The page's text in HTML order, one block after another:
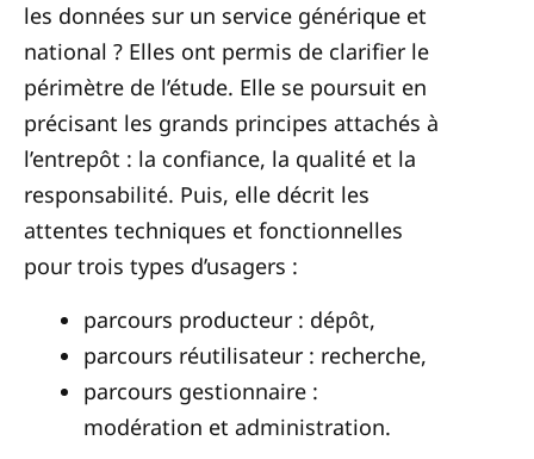
les données sur un service générique et
national ? Elles ont permis de clarifier le
périmètre de l’étude. Elle se poursuit en
précisant les grands principes attachés à
l’entrepôt : la confiance, la qualité et la
responsabilité. Puis, elle décrit les
attentes techniques et fonctionnelles
pour trois types d’usagers :
parcours producteur : dépôt,
parcours réutilisateur : recherche,
parcours gestionnaire :
modération et administration.